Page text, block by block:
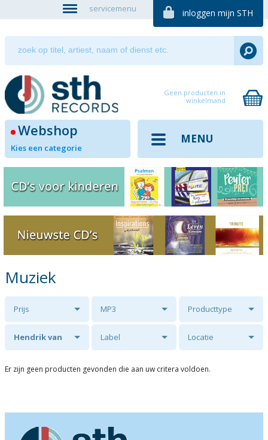
servicemenu inloggen mijn STH
Geen producten in
winkelmand
Webshop
Kies een categorie
MENU
Muziek
Prijs MP3 Producttype
Hendrik van Label Locatie
Er zijn geen producten gevonden die aan uw critera voldoen.